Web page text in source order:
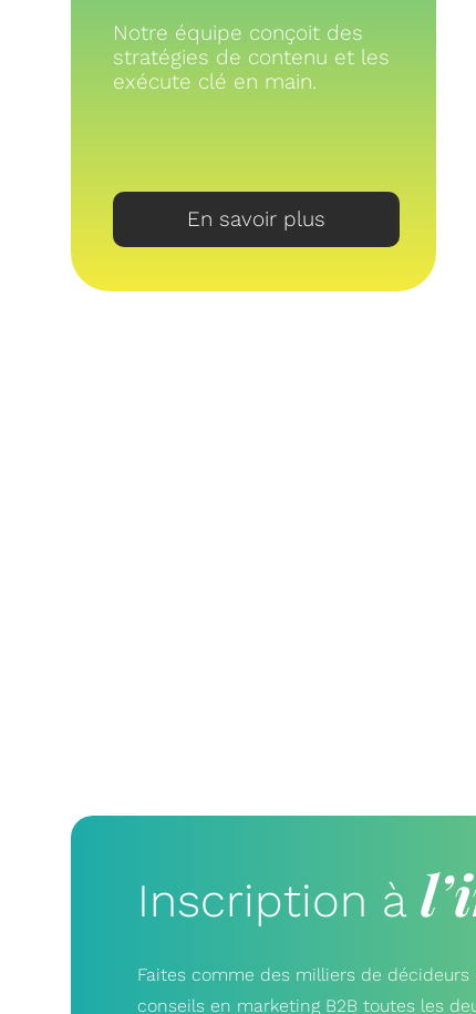
Notre équipe conçoit des
stratégies de contenu et les
exécute clé en main.
En savoir plus
Inscription à
Faites comme des milliers de
conseils en marketing B2B toutes les